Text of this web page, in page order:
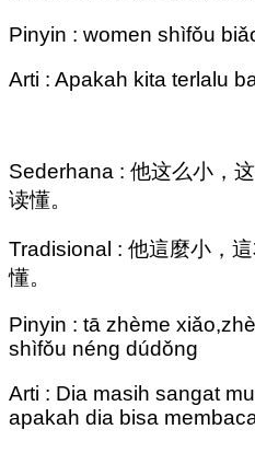
Pinyin : women shìfǒu
Arti : Apakah kita terlalu
Sederhana : 他这么小，
读懂。
Tradisional : 他這麼小，
懂。
Pinyin : tā zhème
shìfǒu néng dúdǒng
Arti : Dia masih sangat
apakah dia bisa